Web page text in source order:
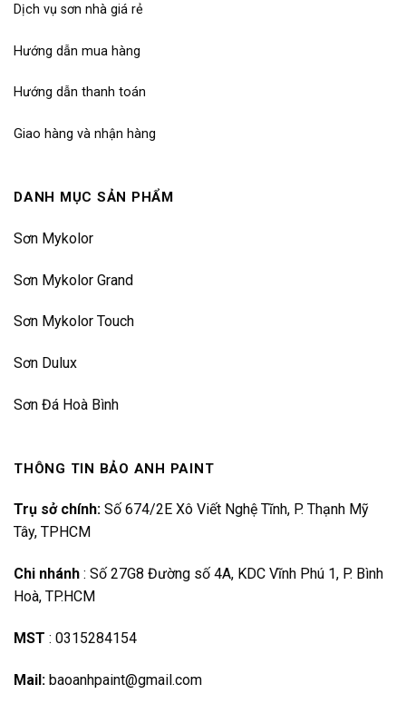
Dịch vụ sơn nhà giá rẻ
Hướng dẫn mua hàng
Hướng dẫn thanh toán
Giao hàng và nhận hàng
DANH MỤC SẢN PHẨM
Sơn Mykolor
Sơn Mykolor Grand
Sơn Mykolor Touch
Sơn Dulux
Sơn Đá Hoà Bình
THÔNG TIN BẢO ANH PAINT
Trụ sở chính: Số 674/2E Xô Viết Nghệ Tĩnh, P. Thạnh Mỹ
Tây, TPHCM
Chi nhánh : Số 27G8 Đường số 4A, KDC Vĩnh Phú 1, P. Bình
Hoà, TP.HCM
MST : 0315284154
Mail: baoanhpaint@gmail.com